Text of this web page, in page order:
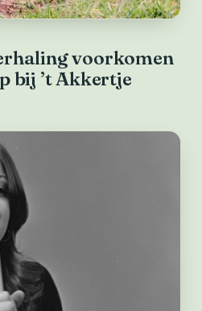
voorkomen
bij ’t Akkertje